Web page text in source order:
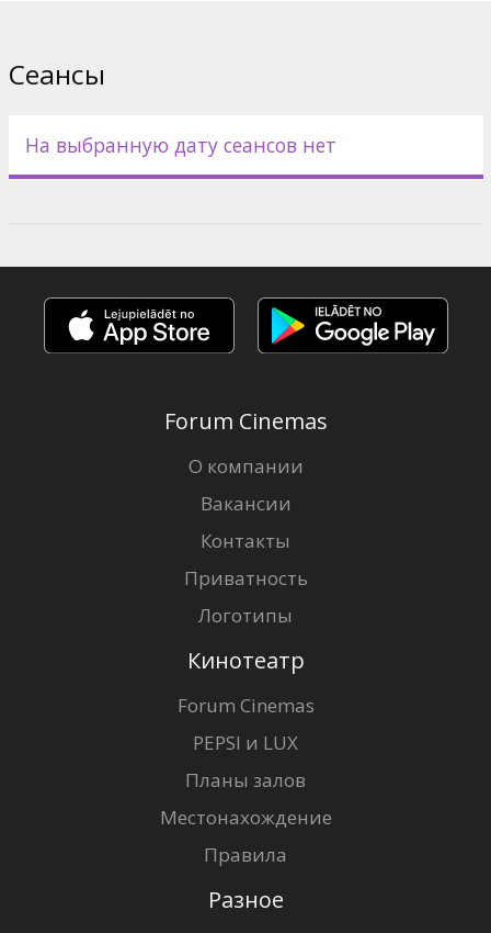
Сеансы
На выбранную дату сеансов нет
Forum Cinemas
О компании
Вакансии
Контакты
Приватность
Логотипы
Кинотеатр
Forum Cinemas
PEPSI и LUX
Планы залов
Местонахождение
Правила
Разное